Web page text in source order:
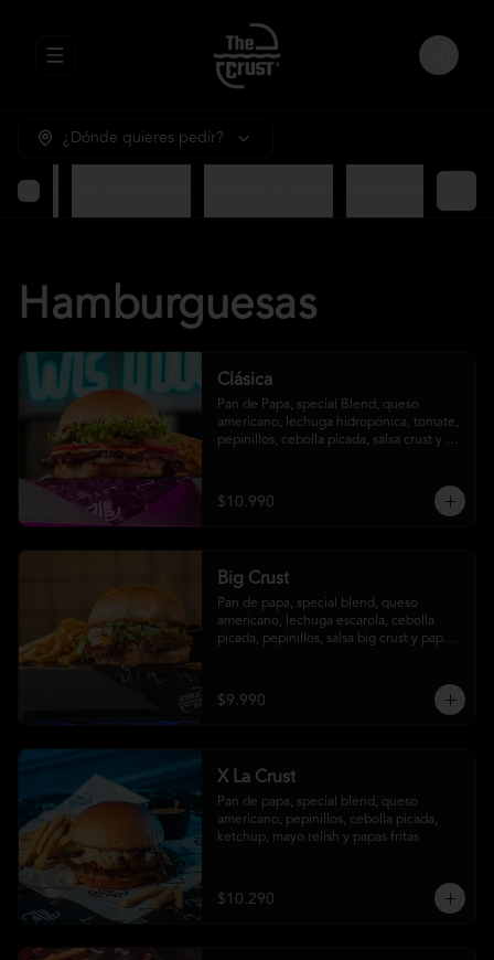
Abrir menu de navegación Login
¿Dónde quieres pedir?
Hamburguesas
Clásica
Pan de Papa, special Blend, queso
americano, lechuga hidropónica, tomate,
pepinillos, cebolla picada, salsa crust y
$10.990
Big Crust
Pan de papa, special blend, queso
americano, lechuga escarola, cebolla
picada, pepinillos, salsa big crust y papas
$9.990
X La Crust
Pan de papa, special blend, queso
americano, pepinillos, cebolla picada,
ketchup, mayo relish y papas fritas
$10.290